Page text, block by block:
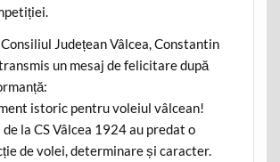
Județean Vâlcea, Constantin
un mesaj de felicitare după
istoric pentru voleiul vâlcean!
la CS Vâlcea 1924 au predat o
de volei, determinare și caracter.